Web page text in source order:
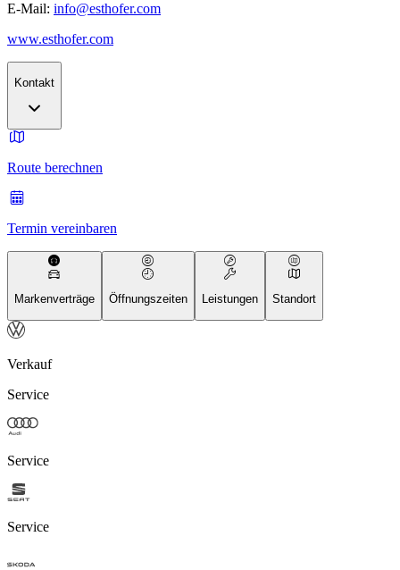
E-Mail: info@esthofer.com
www.esthofer.com
Kontakt
Route berechnen
Termin vereinbaren
Markenverträge Öffnungszeiten Leistungen Standort
Verkauf
Service
Service
Service